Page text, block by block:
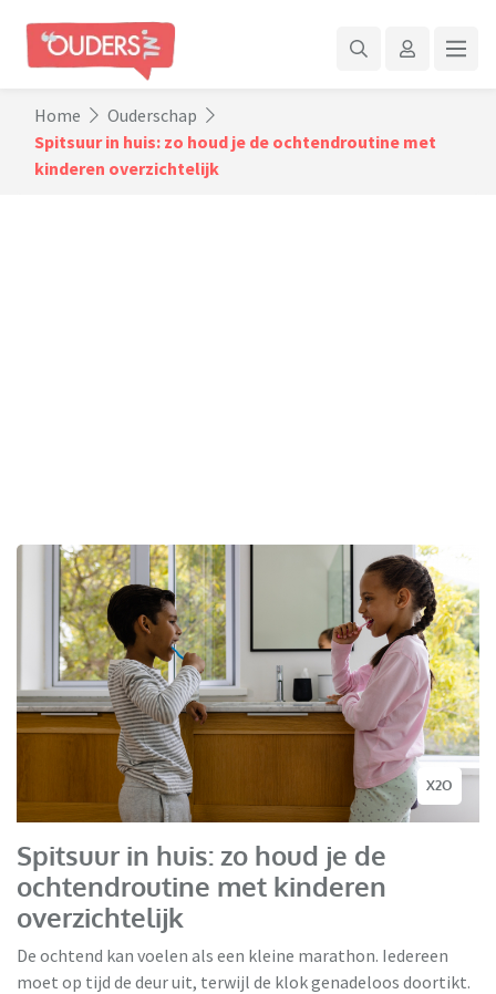
Home
Ouderschap
Spitsuur in huis: zo houd je de ochtendroutine met
kinderen overzichtelijk
X2O
Spitsuur in huis: zo houd je de
ochtendroutine met kinderen
overzichtelijk
De ochtend kan voelen als een kleine marathon. Iedereen
moet op tijd de deur uit, terwijl de klok genadeloos doortikt.